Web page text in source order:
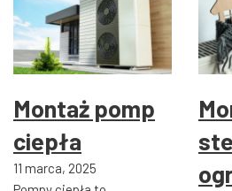
Montaż pomp
ciepła
11 marca, 2025